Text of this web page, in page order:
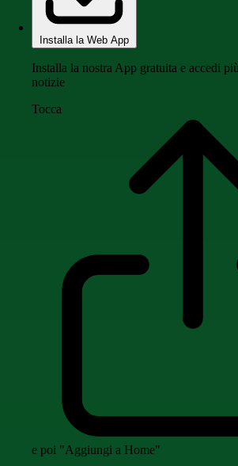
Installa la Web App
Installa la nostra App gratuita e accedi
notizie
Tocca
e poi "Aggiungi a Home"